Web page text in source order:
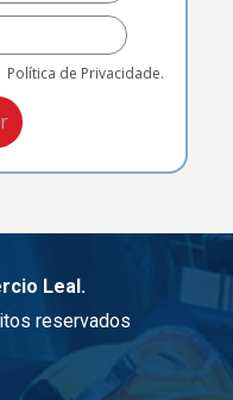
Política de Privacidade.
Leal.
reservados